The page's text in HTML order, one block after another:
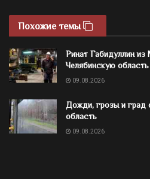
Похожие темы
Ринат Габидуллин из
Челябинскую
09.08.2026
Дожди, грозы и град
область
09.08.2026